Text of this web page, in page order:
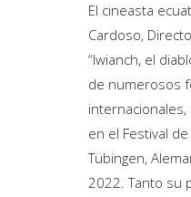
El cineasta
Cardoso,
“Iwianch, el
de numerosos
en el Festival de
Tübingen,
2022. Tanto su